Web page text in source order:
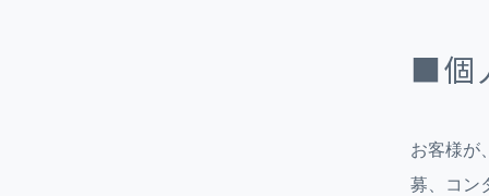
■個
お客様が
募、コン